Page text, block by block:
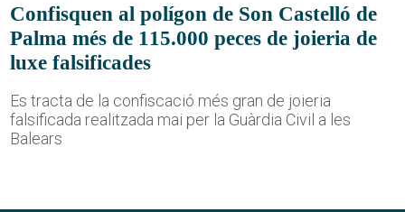
Confisquen al polígon de Son Castelló de
Palma més de 115.000 peces de joieria de
luxe falsificades
Es tracta de la confiscació més gran de joieria
falsificada realitzada mai per la Guàrdia Civil a les
Balears